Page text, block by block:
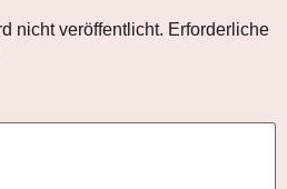
nicht veröffentlicht. Erforderliche